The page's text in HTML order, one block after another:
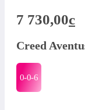
7 730,00c
Creed
0-0-6